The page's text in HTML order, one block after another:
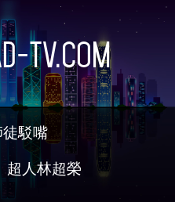
TV.com
徒駁嘴
超人林超榮